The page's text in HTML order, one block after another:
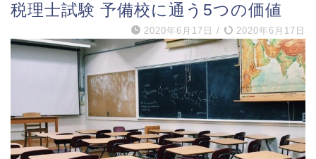
税理士試験 予備校に通う5つの価値
2020年6月17日 / 2020年6月17日